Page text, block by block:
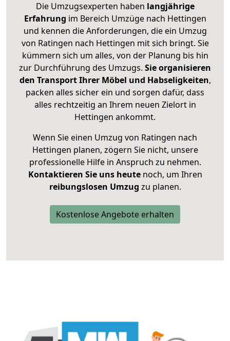
Die Umzugsexperten haben langjährige
Erfahrung im Bereich Umzüge nach Hettingen
und kennen die Anforderungen, die ein Umzug
von Ratingen nach Hettingen mit sich bringt. Sie
kümmern sich um alles, von der Planung bis hin
zur Durchführung des Umzugs. Sie organisieren
den Transport Ihrer Möbel und Habseligkeiten,
packen alles sicher ein und sorgen dafür, dass
alles rechtzeitig an Ihrem neuen Zielort in
Hettingen ankommt.
Wenn Sie einen Umzug von Ratingen nach
Hettingen planen, zögern Sie nicht, unsere
professionelle Hilfe in Anspruch zu nehmen.
Kontaktieren Sie uns heutenoch, um Ihren
reibungslosen Umzug zu planen.
Kostenlose Angebote erhalten